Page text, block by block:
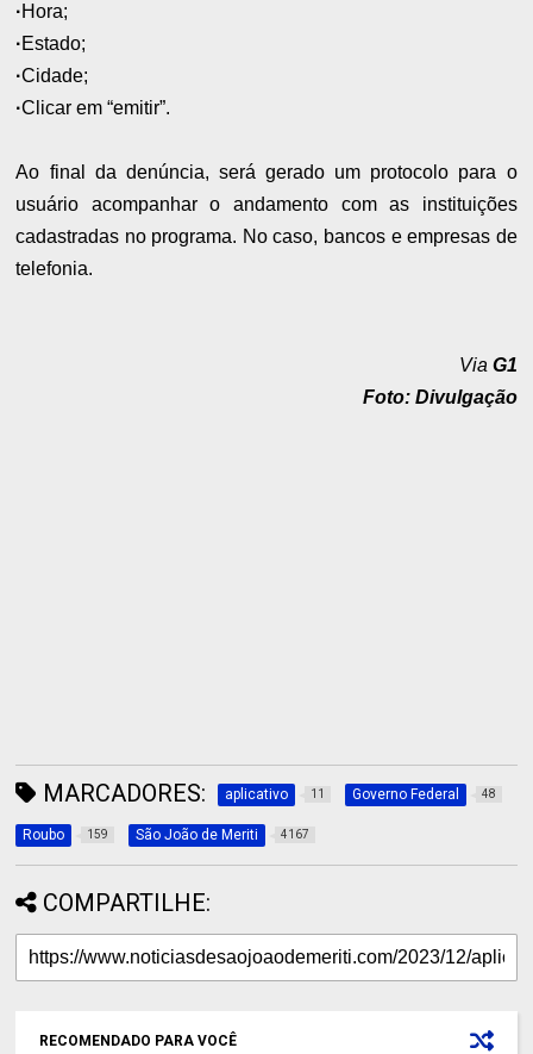
·Hora;
·Estado;
·Cidade;
·Clicar em “emitir”.
Ao final da denúncia, será gerado um protocolo para o
usuário acompanhar o andamento com as instituições
cadastradas no programa. No caso, bancos e empresas de
telefonia.
Via G1
Foto: Divulgação
MARCADORES: aplicativo 11 Governo Federal 48
Roubo 159 São João de Meriti 4167
COMPARTILHE:
RECOMENDADO PARA VOCÊ